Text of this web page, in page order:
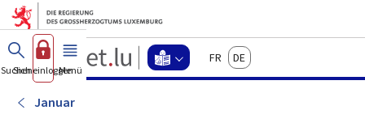
Zum Hauptmenü
Zum Inhalt
Guichet.lu
Changer
d'espace
FrançaisDeutsch
Suchen
Sich einloggen
Menü Haupt-
Januar